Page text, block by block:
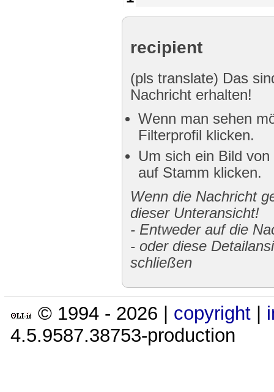
recipient
(pls translate) Das
Nachricht erhalten!
Wenn man sehen
Filterprofil klicken.
Um sich ein Bild
auf Stamm klicken.
Wenn die Nachricht
dieser Unteransicht!
- Entweder auf die
- oder diese
schließen
© 1994 - 2026 copyright
4.5.9587.38753-production